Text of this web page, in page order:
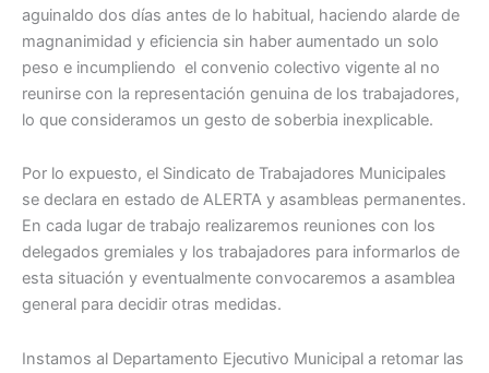
aguinaldo dos días antes de lo habitual, haciendo alarde de
magnanimidad y eficiencia sin haber aumentado un solo
peso e incumpliendo el convenio colectivo vigente al no
reunirse con la representación genuina de los trabajadores,
lo que consideramos un gesto de soberbia inexplicable.
Por lo expuesto, el Sindicato de Trabajadores Municipales
se declara en estado de ALERTA y asambleas permanentes.
En cada lugar de trabajo realizaremos reuniones con los
delegados gremiales y los trabajadores para informarlos de
esta situación y eventualmente convocaremos a asamblea
general para decidir otras medidas.
Instamos al Departamento Ejecutivo Municipal a retomar las